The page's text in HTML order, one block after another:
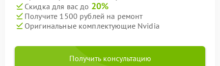
Скидка для вас до 20%
Получите 1500 рублей на ремонт
Оригинальные комплектующие Nvidia
Получить консультацию